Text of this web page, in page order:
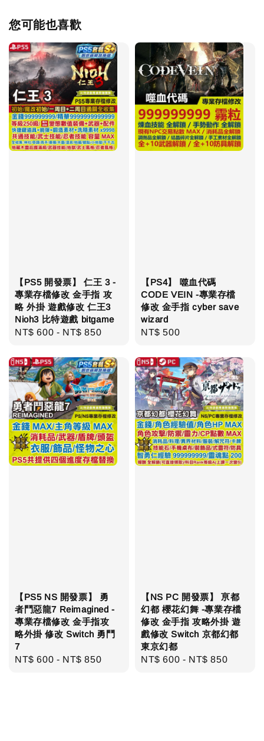
您可能也喜歡
【PS5 開發票】 仁王 3 -
專業存檔修改 金手指 攻
略 外掛 遊戲修改 仁王3
Nioh3 比特遊戲 bitgame
Regular
NT$ 600 - NT$ 850
【PS4】 噬血代碼
CODE VEIN -專業存檔
修改 金手指 cyber save
wizard
Regular
NT$ 500
【PS5 NS 開發票】 勇
者鬥惡龍7 Reimagined -
專業存檔修改 金手指攻
略外掛 修改 Switch 勇鬥
7
Regular
NT$ 600 - NT$ 850
【NS PC 開發票】 亰都
幻都 櫻花幻舞 -專業存檔
修改 金手指 攻略外掛 遊
戲修改 Switch 京都幻都
東京幻都
Regular
NT$ 600 - NT$ 850